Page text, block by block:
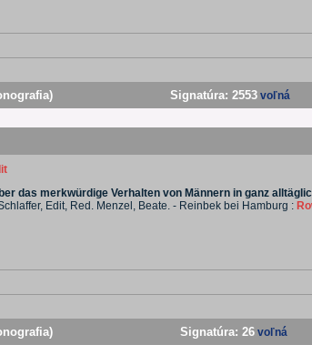
Signatúra: 2553 voľná
das merkwürdige Verhalten von Männern in ganz
Edit, Red. Menzel, Beate. - Reinbek bei Hamburg :
Signatúra: 26 voľná